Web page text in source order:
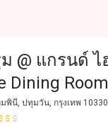
ม @ แกรนด์
Dining
พินี, ปทุมวัน, กรุงเทพ 10330